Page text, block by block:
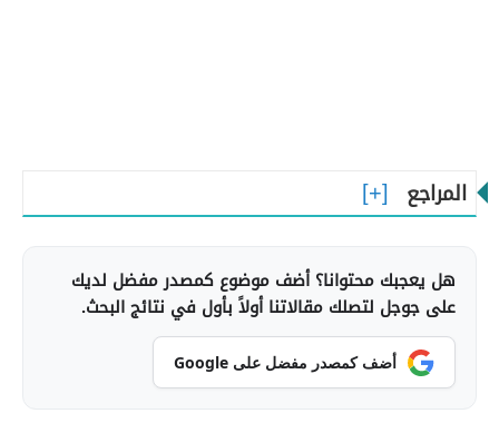
المراجع
هل يعجبك محتوانا؟ أضف موضوع كمصدر مفضل لديك
على جوجل لتصلك مقالاتنا أولاً بأول في نتائج البحث.
أضف كمصدر مفضل على Google